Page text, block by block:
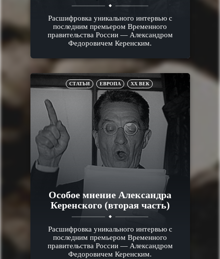
Расшифровка уникального интервью с
последним премьером Временного
правительства России — Александром
Федоровичем Керенским.
СТАТЬИ ЕВРОПА XX ВЕК
Особое мнение Александра
Керенского (вторая часть)
Расшифровка уникального интервью с
последним премьером Временного
правительства России — Александром
Федоровичем Керенским.